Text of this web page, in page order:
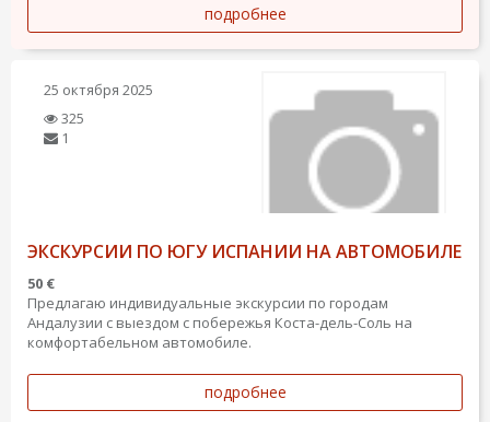
подробнее
25 октября 2025
325
1
ЭКСКУРСИИ ПО ЮГУ ИСПАНИИ НА АВТОМОБИЛЕ
50 €
Предлагаю индивидуальные экскурсии по городам
Андалузии с выездом с побережья Коста-дель-Соль на
комфортабельном автомобиле.
подробнее